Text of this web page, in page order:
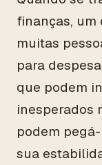
finanças, um
muitas
para
que podem
inesperados
podem
sua